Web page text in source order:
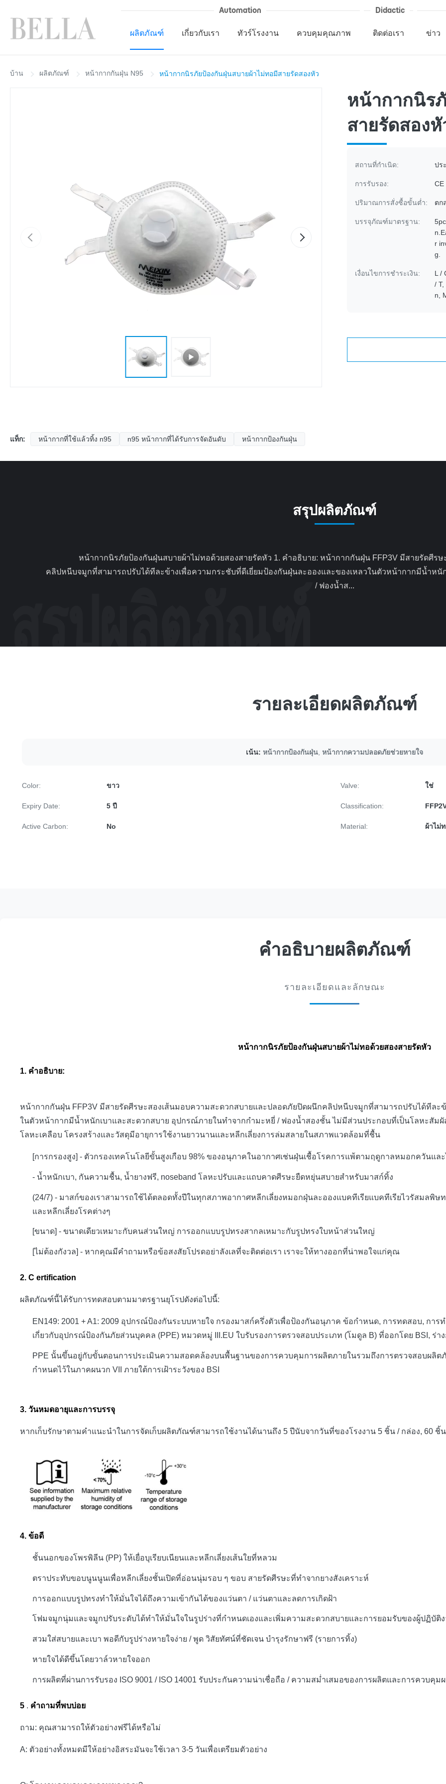
Automation
ผลิตภัณฑ์ เกี่ยวกับเรา ทัวร์โรงงาน ควบคุมคุณภาพ
Didactic
ติดต่อเรา ข่าว
บ้าน ผลิตภัณฑ์ หน้ากากกันฝุ่น N95 หน้ากากนิรภัยป้องกันฝุ่นสบายผ้าไม่ทอมีสายรัดสองหัว
หน้ากากนิร
สายรัดสอง
สถานที่กำเนิด: ปร
การรับรอง: CE
ปริมาณการสั่งซื้อขั้นต่ำ: ตก
บรรจุภัณฑ์มาตรฐาน:
r
g.
เงื่อนไขการชำระเงิน:
L /
/ T,
n,
แท็ก: หน้ากากที่ใช้แล้วทิ้ง n95 n95 หน้ากากที่ได้รับการจัดอันดับ หน้ากากป้องกันฝุ่น
สรุปผลิตภัณฑ์
คลิปหนีบจมูกที่สามารถปรับได้ทีละข้างเพื่อความกระชับที่ดีเยี่ยมป้องกันฝุ่นละอองและของเหลวในตัวหน้ากากมีน้ำห
/ ฟองน้ำส...
รายละเอียดผลิตภัณฑ์
เน้น: หน้ากากป้องกันฝุ่น หน้ากากความปลอดภัยช่วยหายใจ
Color: ขาว Valve: ใช่
Expiry Date: 5 ปี Classification:
Active Carbon: No Material: ผ้าไม่
คำอธิบายผลิตภัณฑ์
รายละเอียดและลักษณะ
หน้ากากนิรภัยป้องกันฝุ่นสบายผ้าไม่ทอด้วยสองสายรัดหัว
1. คำอธิบาย:
หน้ากากกันฝุ่น FFP3V มีสายรัดศีรษะสองเส้นมอบความสะดวกสบายและปลอดภัยปิดผนึกคลิปหนีบจมูกที่สามารถปรับได้ทีละ
ในตัวหน้ากากมีน้ำหนักเบาและสะดวกสบาย อุปกรณ์ภายในทำจากกำมะหยี่ / ฟองน้ำสองชั้น ไม่มีส่วนประกอบที่เป็นโลหะสัมผั
โลหะเคลือบ โครงสร้างและวัสดุมีอายุการใช้งานยาวนานและหลีกเลี่ยงการล่มสลายในสภาพแวดล้อมที่ชื้น
[การกรองสูง] - ตัวกรองเทคโนโลยีขั้นสูงเกือบ 98% ของอนุภาคในอากาศเช่นฝุ่นเชื้อโรคการแพ้ตามฤดูกาลหมอกควันแล
- น้ำหนักเบา, กันความชื้น, น้ำยางฟรี, noseband โลหะปรับและแถบคาดศีรษะยืดหยุ่นสบายสำหรับมาสก์ทิ้ง
(24/7) - มาสก์ของเราสามารถใช้ได้ตลอดทั้งปีในทุกสภาพอากาศหลีกเลี่ยงหมอกฝุ่นละอองแบคทีเรียแบคทีเรียไวรัสมล
และหลีกเลี่ยงโรคต่างๆ
[ขนาด] - ขนาดเดียวเหมาะกับคนส่วนใหญ่ การออกแบบรูปทรงสากลเหมาะกับรูปทรงใบหน้าส่วนใหญ่
[ไม่ต้องกังวล] - หากคุณมีคำถามหรือข้อสงสัยโปรดอย่าลังเลที่จะติดต่อเรา เราจะให้ทางออกที่น่าพอใจแก่คุณ
2. C ertification
ผลิตภัณฑ์นี้ได้รับการทดสอบตามมาตรฐานยุโรปดังต่อไปนี้:
EN149: 2001 + A1: 2009 อุปกรณ์ป้องกันระบบหายใจ กรองมาสก์ครึ่งตัวเพื่อป้องกันอนุภาค ข้อกำหนด, การทดสอบ, การท
เกี่ยวกับอุปกรณ์ป้องกันภัยส่วนบุคคล (PPE) หมวดหมู่ III.EU ใบรับรองการตรวจสอบประเภท (โมดูล B) ที่ออกโดย BSI, ร่าง
PPE นั้นขึ้นอยู่กับขั้นตอนการประเมินความสอดคล้องบนพื้นฐานของการควบคุมการผลิตภายในรวมถึงการตรวจสอบผลิ
กำหนดไว้ในภาคผนวก VII ภายใต้การเฝ้าระวังของ BSI
3. วันหมดอายุและการบรรจุ
หากเก็บรักษาตามคำแนะนำในการจัดเก็บผลิตภัณฑ์สามารถใช้งานได้นานถึง 5 ปีนับจากวันที่ของโรงงาน 5 ชิ้น / กล่อง, 60 ชิ้
4. ข้อดี
ชั้นนอกของโพรพิลีน (PP) ให้เยื่อบุเรียบเนียนและหลีกเลี่ยงเส้นใยที่หลวม
ตราประทับขอบนูนนูนเพื่อหลีกเลี่ยงชั้นเปิดที่อ่อนนุ่มรอบ ๆ ขอบ สายรัดศีรษะที่ทำจากยางสังเคราะห์
การออกแบบรูปทรงทำให้มั่นใจได้ถึงความเข้ากันได้ของแว่นตา / แว่นตาและลดการเกิดฝ้า
โฟมจมูกนุ่มและจมูกปรับระดับได้ทำให้มั่นใจในรูปร่างที่กำหนดเองและเพิ่มความสะดวกสบายและการยอมรับของผู้ปฏิบัติ
สวมใส่สบายและเบา พอดีกับรูปร่างหายใจง่าย / พูด วิสัยทัศน์ที่ชัดเจน บำรุงรักษาฟรี (รายการทิ้ง)
หายใจได้ดีขึ้นโดยวาล์วหายใจออก
การผลิตที่ผ่านการรับรอง ISO 9001 / ISO 14001 รับประกันความน่าเชื่อถือ / ความสม่ำเสมอของการผลิตและการควบคุ
5 . คำถามที่พบบ่อย
ถาม: คุณสามารถให้ตัวอย่างฟรีได้หรือไม่
A: ตัวอย่างทั้งหมดมีให้อย่างอิสระมันจะใช้เวลา 3-5 วันเพื่อเตรียมตัวอย่าง